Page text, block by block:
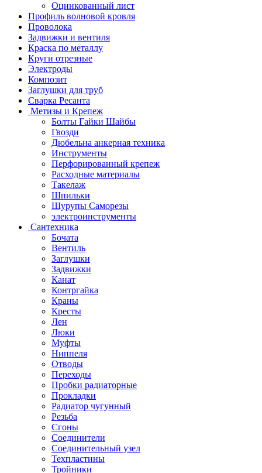
Оцинкованный лист
Профиль волновой кровля
Проволока
Задвижки и вентиля
Краска по металлу
Круги отрезные
Электроды
Композит
Заглушки для труб
Сварка Ресанта
Метизы и Крепеж
Болты Гайки Шайбы
Гвозди
Дюбельна анкерная техника
Инструменты
Перфорированный крепеж
Расходные материалы
Такелаж
Шпильки
Шурупы Саморезы
электроинструменты
Сантехника
Бочата
Вентиль
Заглушки
Задвижки
Канат
Контргайка
Краны
Кресты
Лен
Люки
Муфты
Ниппеля
Отводы
Переходы
Пробки радиаторные
Прокладки
Радиатор чугунный
Резьба
Сгоны
Соединители
Соединительный узел
Техпластины
Тройники